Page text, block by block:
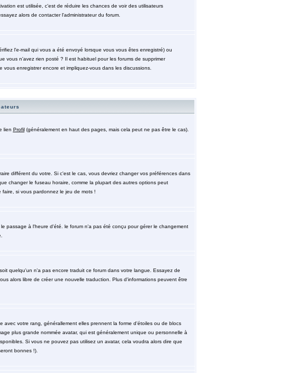
est utilisée, c'est de réduire les chances de voir des utilisateurs
alors de contacter l'administrateur du forum.
l'e-mail qui vous a été envoyé lorsque vous vous êtes enregistré) ou
vous n'avez rien posté ? Il est habituel pour les forums de supprimer
enregistrer encore et impliquez-vous dans les discussions.
lien Profil(généralement en haut des pages, mais cela peut ne pas être le cas).
différent du votre. Si c'est le cas, vous devriez changer vos préférences dans
changer le fuseau horaire, comme la plupart des autres options peut
si vous pardonnez le jeu de mots !
passage à l'heure d'été. le forum n'a pas été conçu pour gérer le changement
quelqu'un n'a pas encore traduit ce forum dans votre langue. Essayez de
alors libre de créer une nouvelle traduction. Plus d'informations peuvent être
avec votre rang, générallement elles prennent la forme d'étoiles ou de blocs
plus grande nommée avatar, qui est généralement unique ou personnelle à
Si vous ne pouvez pas utilisez un avatar, cela voudra alors dire que
bonnes !).